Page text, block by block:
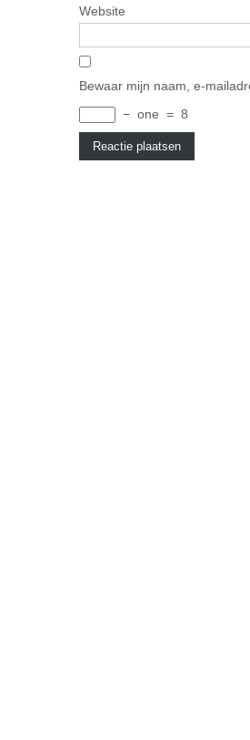
Website
Bewaar mijn naam, e-
− one = 8